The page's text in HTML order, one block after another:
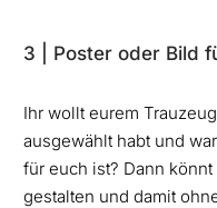
3 | Poster oder Bild
Ihr wollt eurem
ausgewählt habt und
für euch ist? Dann
gestalten und damit